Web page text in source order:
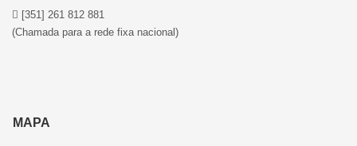
[351] 261 812 881
(Chamada para a rede fixa nacional)
MAPA